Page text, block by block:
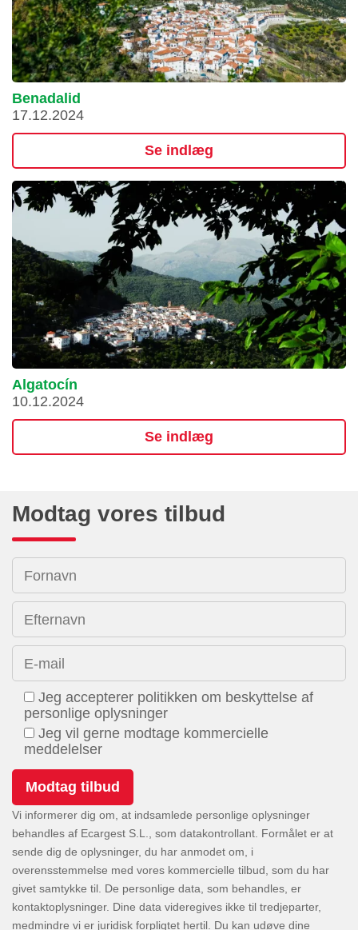
Benadalid
17.12.2024
Se indlæg
Algatocín
10.12.2024
Se indlæg
Modtag vores tilbud
Fornavn
Efternavn
E-mail
Jeg accepterer politikken om beskyttelse af
personlige oplysninger
Jeg vil gerne modtage kommercielle
meddelelser
Vi informerer dig om, at indsamlede personlige oplysninger
behandles af Ecargest S.L., som datakontrollant. Formålet er at
sende dig de oplysninger, du har anmodet om, i
overensstemmelse med vores kommercielle tilbud, som du har
givet samtykke til. De personlige data, som behandles, er
kontaktoplysninger. Dine data videregives ikke til tredjeparter,
medmindre vi er juridisk forpligtet hertil. Du kan udøve dine